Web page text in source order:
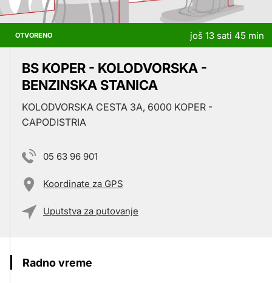
OTVORENO još 13 sati 45 min
BS KOPER - KOLODVORSKA -
BENZINSKA STANICA
KOLODVORSKA CESTA 3A, 6000 KOPER -
CAPODISTRIA
05 63 96 901
Koordinate za GPS
Uputstva za putovanje
Radno vreme